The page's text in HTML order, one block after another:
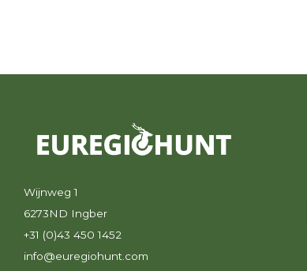
Wijnweg 1
6273ND Ingber
+31 (0)43 450 1452
info@euregiohunt.com